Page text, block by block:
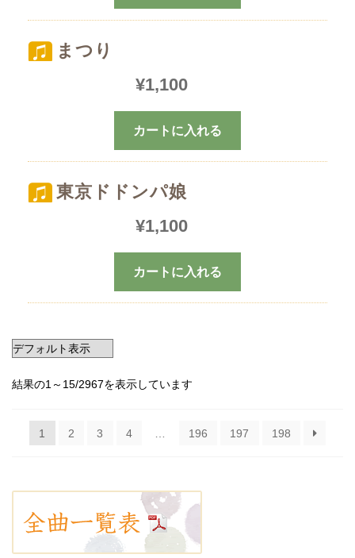
まつり
¥1,100
カートに入れる
東京ドドンパ娘
¥1,100
カートに入れる
結果の1～15/2967を表示しています
1 2 3 4 196 197 198